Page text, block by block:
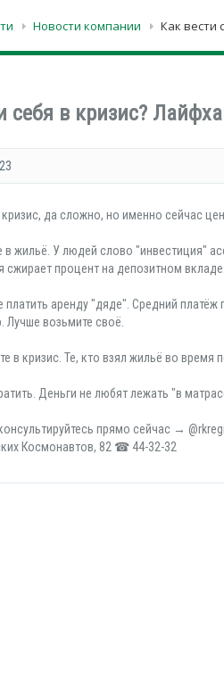
Новости компании Как вести
себя в кризис?
да сложно, но именно сейчас
в жильё. У людей слово "инвестиция"
сжирает процент на депозитном вкладе.
платить аренду "дяде". Средний
Лучше возьмите своё.
в кризис. Те, кто взял жильё во
Деньги не любят лежать "в
прямо сейчас →
Космонавтов, 82 ☎ 44-32-32